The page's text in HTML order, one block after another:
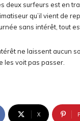
deux surfeurs est en
qu’il vient de
sans intérêt, tout
ne laissent aucun
les voit pas passer.
X